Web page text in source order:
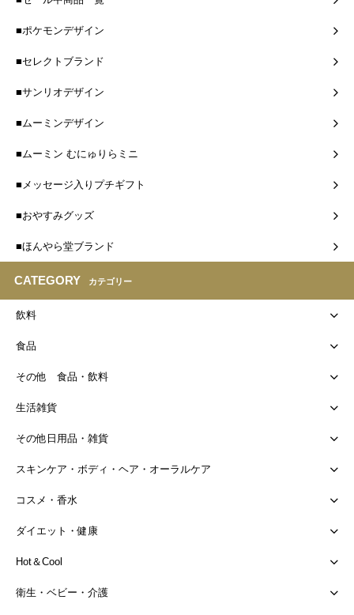
■ポケモンデザイン
■セレクトブランド
■サンリオデザイン
■ムーミンデザイン
■ムーミン むにゅりらミニ
■メッセージ入りプチギフト
■おやすみグッズ
■ほんやら堂ブランド
CATEGORY カテゴリー
飲料
食品
その他 食品・飲料
生活雑貨
その他日用品・雑貨
スキンケア・ボディ・ヘア・オーラルケア
コスメ・香水
ダイエット・健康
Hot＆Cool
衛生・ベビー・介護